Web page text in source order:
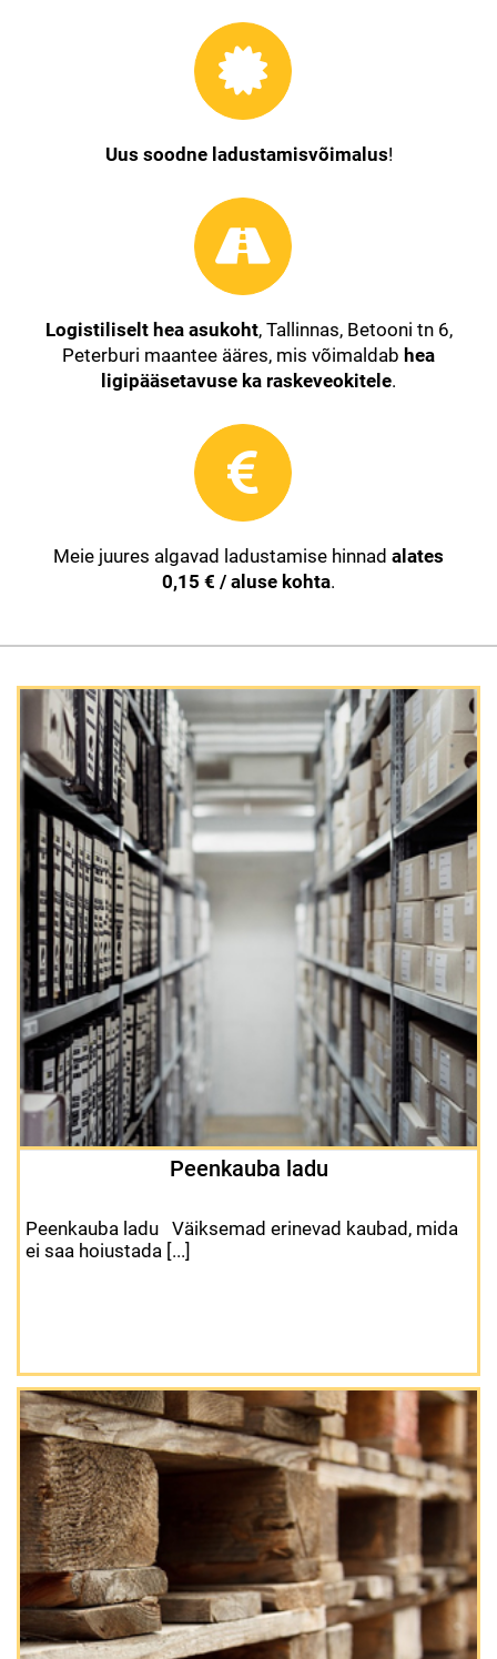
Uus soodne ladustamisvõimalus!
Logistiliselt hea asukoht, Tallinnas, Betooni tn 6,
Peterburi maantee ääres, mis võimaldab hea
ligipääsetavuse ka raskeveokitele.
Meie juures algavad ladustamise hinnad alates
0,15 € / aluse kohta.
Peenkauba ladu
Peenkauba ladu Väiksemad erinevad kaubad, mida
ei saa hoiustada [...]